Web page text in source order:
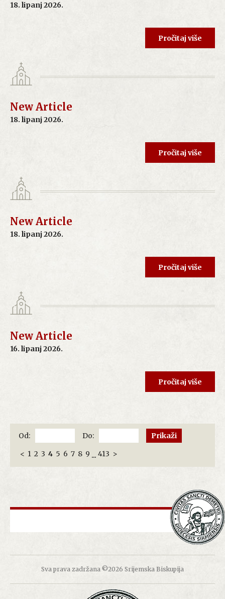
18. lipanj 2026.
Pročitaj više
New Article
18. lipanj 2026.
Pročitaj više
New Article
18. lipanj 2026.
Pročitaj više
New Article
16. lipanj 2026.
Pročitaj više
Od:
Do:
< 1 2 3 4 5 6 7 8 9 ... 413 >
Sva prava zadržana ©2026 Srijemska Biskupija